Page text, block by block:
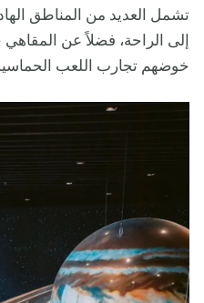
تشمل العديد من المناطق
إلى الراحة، فضلاً عن
خوضهم تجارب اللعب